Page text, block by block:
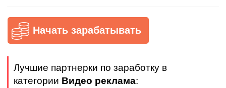
Начать зарабатывать
Лучшие партнерки по заработку в
категории Видео реклама: